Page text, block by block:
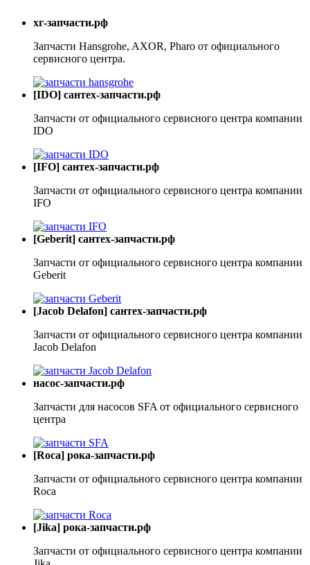
хг-запчасти.рф
Запчасти Hansgrohe, AXOR, Pharo от официального
сервисного центра.
[IDO] сантех-запчасти.рф
Запчасти от официального сервисного центра компании
IDO
[IFO] сантех-запчасти.рф
Запчасти от официального сервисного центра компании
IFO
[Geberit] сантех-запчасти.рф
Запчасти от официального сервисного центра компании
Geberit
[Jacob Delafon] сантех-запчасти.рф
Запчасти от официального сервисного центра компании
Jacob Delafon
насос-запчасти.рф
Запчасти для насосов SFA от официального сервисного
центра
[Roca] рока-запчасти.рф
Запчасти от официального сервисного центра компании
Roca
[Jika] рока-запчасти.рф
Запчасти от официального сервисного центра компании